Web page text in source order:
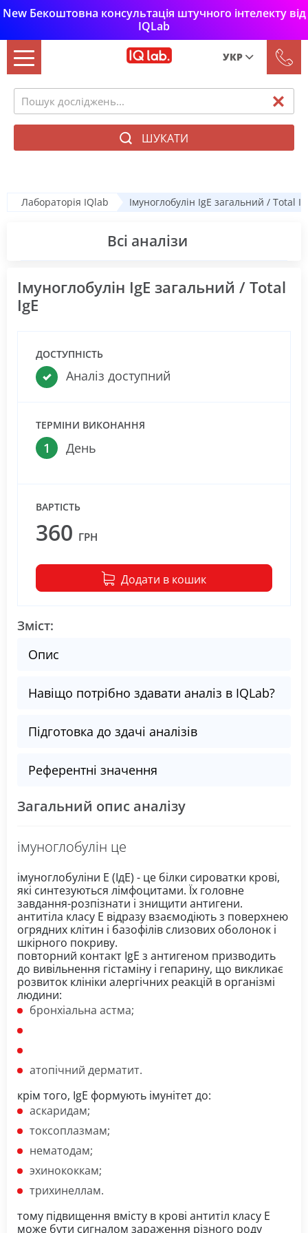
New Бекоштовна консультація штучного інтелекту від
IQLab
УКР
Укр
ШУКАТИ
Лабораторія IQlab Імуноглобулін IgE загальний / Total
Всі аналізи
Імуноглобулін IgE загальний / Total
IgE
ДОСТУПНІСТЬ
Аналіз доступний
ТЕРМІНИ ВИКОНАННЯ
1 День
ВАРТІСТЬ
360 ГРН
Додати в кошик
Зміст:
Опис
Навіщо потрібно здавати аналіз в IQLab?
Підготовка до здачі аналізів
Референтні значення
Загальний опис аналізу
імуноглобулін це
імуноглобуліни Е (ІдЕ) - це білки сироватки крові,
які синтезуються лімфоцитами. Їх головне
завдання-розпізнати і знищити антигени.
антитіла класу Е відразу взаємодіють з поверхнею
огрядних клітин і базофілів слизових оболонок і
шкірного покриву.
повторний контакт IgE з антигеном призводить
до вивільнення гістаміну і гепарину, що викликає
розвиток клініки алергічних реакцій в організмі
людини:
бронхіальна астма;
атопічний дерматит.
крім того, IgE формують імунітет до:
аскаридам;
токсоплазмам;
нематодам;
эхинококкам;
трихинеллам.
тому підвищення вмісту в крові антитіл класу Е
може бути сигналом зараження різного роду